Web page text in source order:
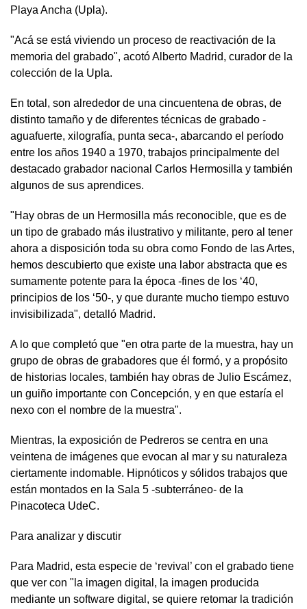
Playa Ancha (Upla).
"Acá se está viviendo un proceso de reactivación de la
memoria del grabado", acotó Alberto Madrid, curador de la
colección de la Upla.
En total, son alrededor de una cincuentena de obras, de
distinto tamaño y de diferentes técnicas de grabado -
aguafuerte, xilografía, punta seca-, abarcando el período
entre los años 1940 a 1970, trabajos principalmente del
destacado grabador nacional Carlos Hermosilla y también
algunos de sus aprendices.
"Hay obras de un Hermosilla más reconocible, que es de
un tipo de grabado más ilustrativo y militante, pero al tener
ahora a disposición toda su obra como Fondo de las Artes,
hemos descubierto que existe una labor abstracta que es
sumamente potente para la época -fines de los ‘40,
principios de los ‘50-, y que durante mucho tiempo estuvo
invisibilizada", detalló Madrid.
A lo que completó que "en otra parte de la muestra, hay un
grupo de obras de grabadores que él formó, y a propósito
de historias locales, también hay obras de Julio Escámez,
un guiño importante con Concepción, y en que estaría el
nexo con el nombre de la muestra".
Mientras, la exposición de Pedreros se centra en una
veintena de imágenes que evocan al mar y su naturaleza
ciertamente indomable. Hipnóticos y sólidos trabajos que
están montados en la Sala 5 -subterráneo- de la
Pinacoteca UdeC.
Para analizar y discutir
Para Madrid, esta especie de ‘revival’ con el grabado tiene
que ver con "la imagen digital, la imagen producida
mediante un software digital, se quiere retomar la tradición